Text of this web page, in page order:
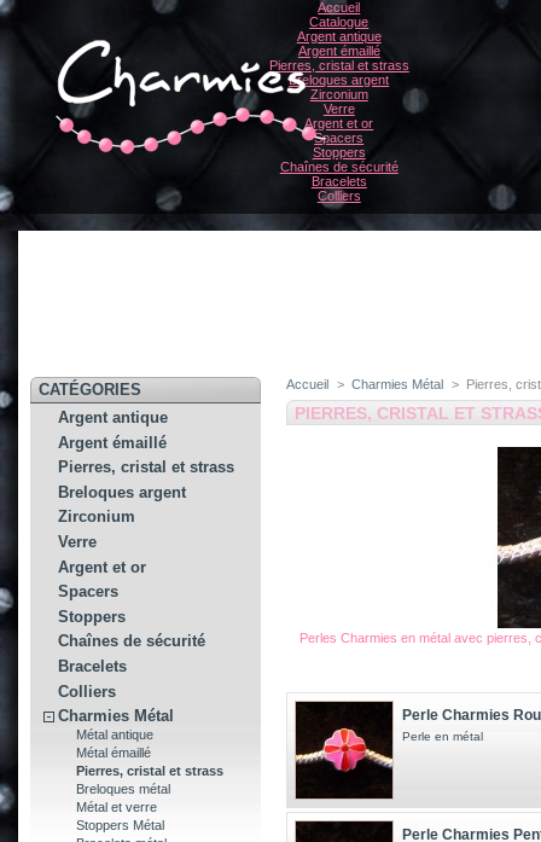
Accueil
Catalogue
Argent antique
Argent émaillé
Pierres, cristal et strass
Breloques argent
Zirconium
Verre
Argent et or
Spacers
Stoppers
Chaînes de sécurité
Bracelets
Colliers
CATÉGORIES
Argent antique
Argent émaillé
Pierres, cristal et strass
Breloques argent
Zirconium
Verre
Argent et or
Spacers
Stoppers
Chaînes de sécurité
Bracelets
Colliers
Charmies Métal
Métal antique
Métal émaillé
Pierres, cristal et strass
Breloques métal
Métal et verre
Stoppers Métal
Accueil > Charmies Métal > Pierres,
PIERRES, CRISTAL ET
Perles Charmies en métal avec pierres,
Perle Charmies
Perle en métal
Perle Charmies